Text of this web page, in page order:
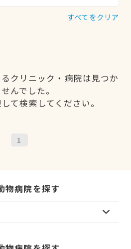
すべてをクリア
クリニック・病院は見つか
んでした。
て検索してください。
1
物病院を探す